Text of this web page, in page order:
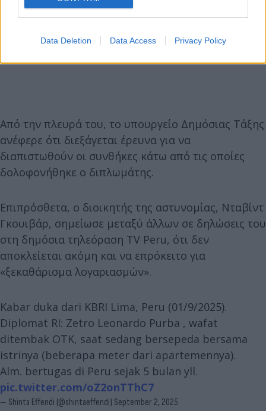
Data Deletion Data Access Privacy Policy
Από την πλευρά του, το υπουργείο Δημόσιας Τάξης
ανέφερε ότι διεξάγεται έρευνα για να
διαπιστωθούν οι συνθήκες κάτω από τις οποίες
δολοφονήθηκε ο διπλωμάτης.
Επιπρόσθετα, ο διοικητής της αστυνομίας, Νταβίντ
Γκουιβάρ, σημείωσε μεταξύ άλλων σε δηλώσεις του
στη δημόσια τηλεόραση TV Peru, ότι δεν
αποκλείεται ακόμη και να επρόκειτο για
«ξεκαθάρισμα λογαριασμών».
Kabar duka dari KBRI Lima, Peru (01/9/2025).
Diplomat RI: Zetro Leonardo Purba , wafat
ditembak OTK, saat sedang bersepeda bersama
istrinya (beberapa meter dari apartemennya).
Alm. bertugas di Peru sejak 5 bulan yll.
pic.twitter.com/oZ2onTThC7
— Shinta Effendi (@shintaeffendi) September 2, 2025